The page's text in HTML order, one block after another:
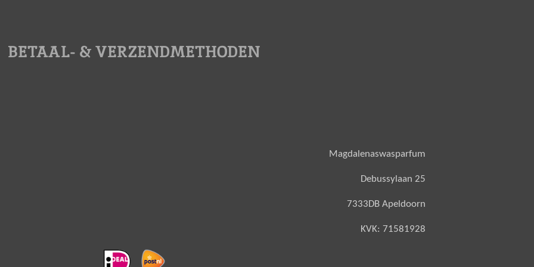
BETAAL- & VERZENDMETHODEN
Magdalenaswasparfum
Debussylaan 25
7333DB Apeldoorn
KVK: 71581928